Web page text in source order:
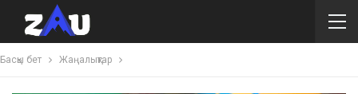
Басқы бет Жаңалықтар